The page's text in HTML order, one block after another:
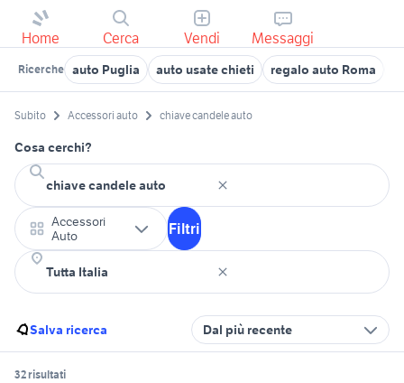
Home Cerca Vendi Messaggi
Ricerche auto Puglia auto usate chieti regalo auto Roma
Subito Accessori auto chiave candele auto
Cosa cerchi?
Accessori
Auto
Filtri
Salva ricerca Dal più recente
32 risultati